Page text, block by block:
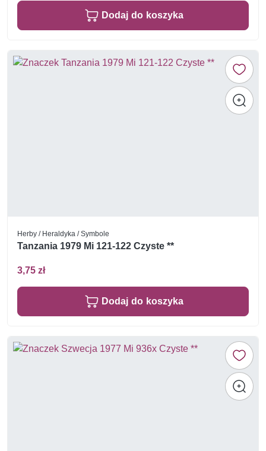
Dodaj do koszyka
Herby / Heraldyka / Symbole
Tanzania 1979 Mi 121-122 Czyste **
3,75 zł
Dodaj do koszyka